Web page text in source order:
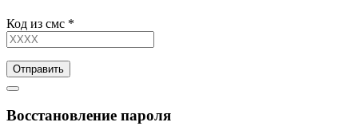
Код из смс *
Отправить
Восстановление пароля